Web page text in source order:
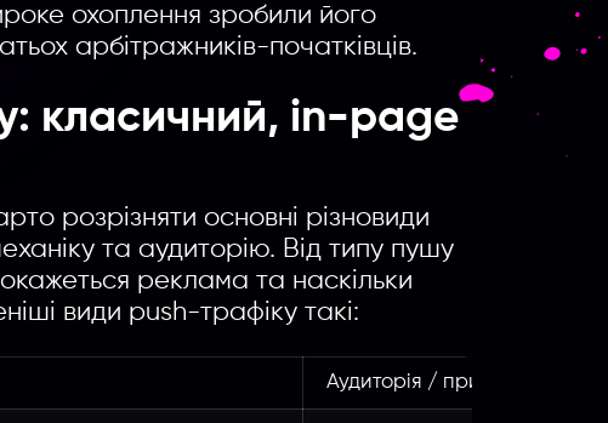
охоплення зробили його
арбітражників-початківців.
класичний, in-page
розрізняти основні різновиди
та аудиторію. Від типу пушу
реклама та наскільки
види push-трафіку такі:
Аудиторія / примітка